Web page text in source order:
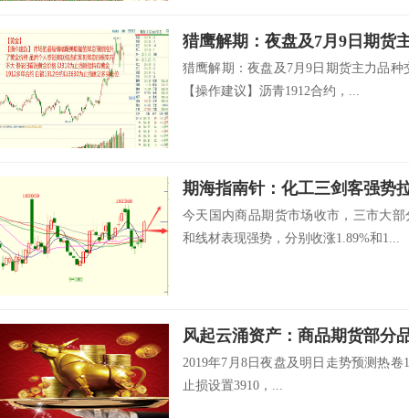
猎鹰解期：夜盘及7月9日期货
猎鹰解期：夜盘及7月9日期货主力品
【操作建议】沥青1912合约，...
今天国内商品期货市场收市，三市大
和线材表现强势，分别收涨1.89%和1...
2019年7月8日夜盘及明日走势预测热卷
止损设置3910，...